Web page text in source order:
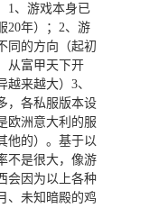
1、游戏本身已
20年）；2、游
同的方向（起初
从富甲天下开
来越大）3、
，各私服版本设
欧洲意大利的服
他的）。基于以
不是很大，像游
会因为以上各种
、未知暗殿的鸡